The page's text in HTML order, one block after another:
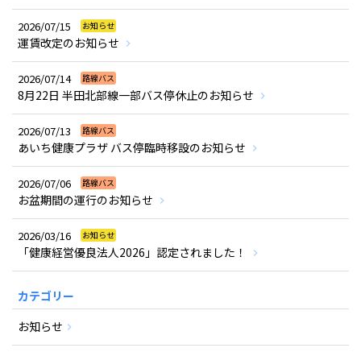
2026/07/15 お知らせ
運賃改定のお知らせ
2026/07/14 路線バス
8月22日 半田北部線一部バス停休止のお知らせ
2026/07/13 路線バス
あいち健康プラザ バス停臨時移設のお知らせ
2026/07/06 路線バス
お盆期間の運行のお知らせ
2026/03/16 お知らせ
「健康経営優良法人2026」認定されました！
カテゴリー
お知らせ